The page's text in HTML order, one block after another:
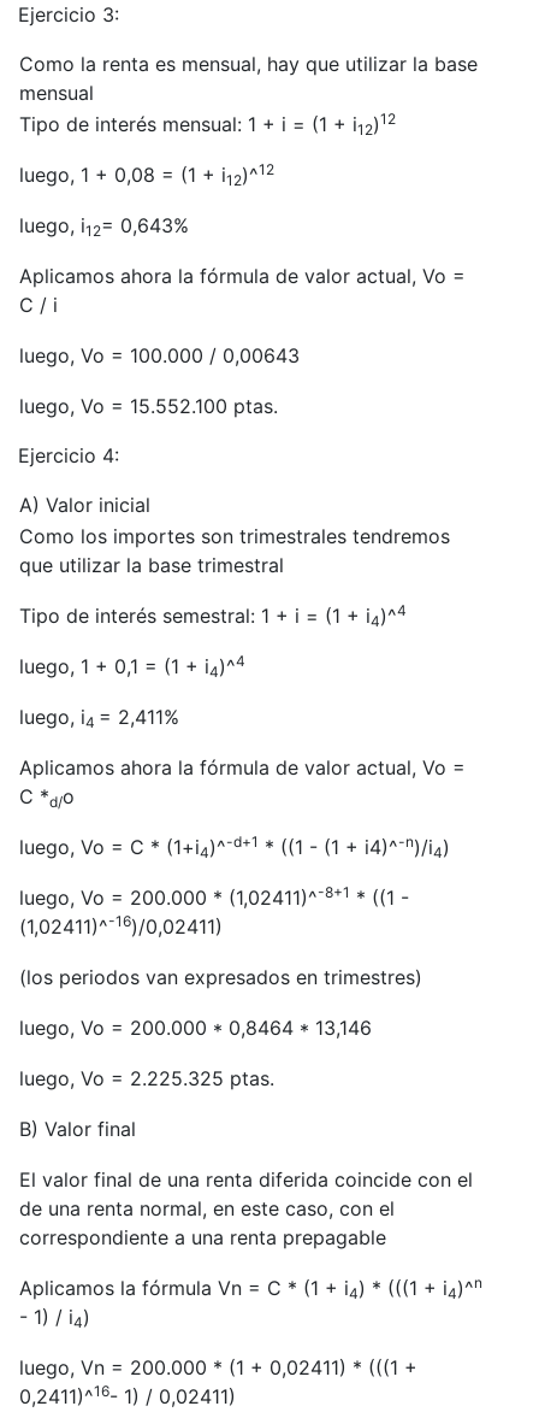
Ejercicio 3:
Como la renta es mensual, hay que utilizar la base
mensual
Tipo de interés mensual: 1 + i = (1 + i12)12
luego, 1 + 0,08 = (1 + i12)^12
luego, i12= 0,643%
Aplicamos ahora la fórmula de valor actual, Vo =
C / i
luego, Vo = 100.000 / 0,00643
luego, Vo = 15.552.100 ptas.
Ejercicio 4:
A) Valor inicial
Como los importes son trimestrales tendremos
que utilizar la base trimestral
Tipo de interés semestral: 1 + i = (1 + i4)^4
luego, 1 + 0,1 = (1 + i4)^4
luego, i4 = 2,411%
Aplicamos ahora la fórmula de valor actual, Vo =
C *d/o
luego, Vo = C * (1+i4)^-d+1 * ((1 - (1 + i4)^-n)/i4)
luego, Vo = 200.000 * (1,02411)^-8+1 * ((1 -
(1,02411)^-16)/0,02411)
(los periodos van expresados en trimestres)
luego, Vo = 200.000 * 0,8464 * 13,146
luego, Vo = 2.225.325 ptas.
B) Valor final
El valor final de una renta diferida coincide con el
de una renta normal, en este caso, con el
correspondiente a una renta prepagable
Aplicamos la fórmula Vn = C * (1 + i4) * (((1 + i4)^n
- 1) / i4)
luego, Vn = 200.000 * (1 + 0,02411) * (((1 +
0,2411)^16- 1) / 0,02411)